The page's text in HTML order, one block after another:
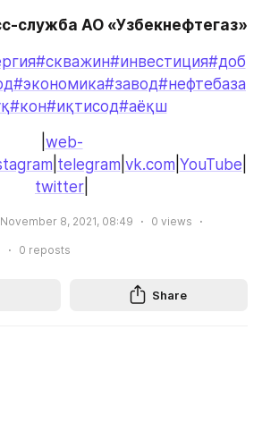
служба АО «Узбекнефтегаз»
#скважин#инвестиция#доб
#экономика#завод#нефтебаза
#кон#иқтисод#аёқш
web-
telegram vk.com YouTube
twitter
November 8, 2021, 08:49 0 views
0 reposts
Share